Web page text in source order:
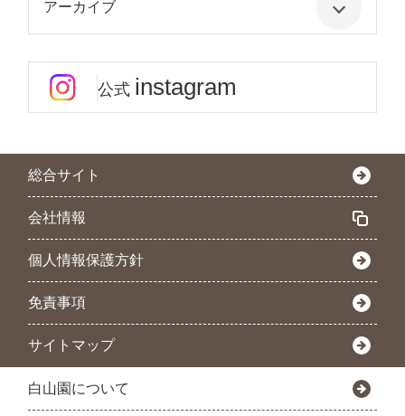
アーカイブ
公式 instagram
総合サイト
会社情報
個人情報保護方針
免責事項
サイトマップ
白山園について